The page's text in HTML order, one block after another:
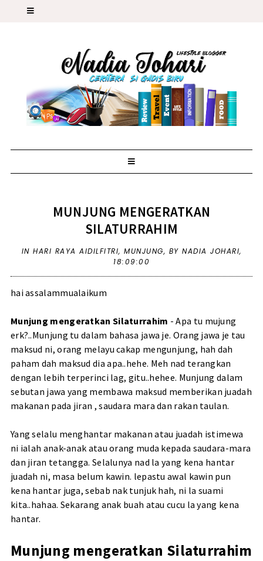
MUNJUNG MENGERATKAN
SILATURRAHIM
IN HARI RAYA AIDILFITRI, MUNJUNG, BY NADIA JOHARI,
18:09:00
hai assalammualaikum
Munjung mengeratkan Silaturrahim - Apa tu mujung
erk?..Munjung tu dalam bahasa jawa je. Orang jawa je tau
maksud ni, orang melayu cakap mengunjung, hah dah
paham dah maksud dia apa..hehe. Meh nad terangkan
dengan lebih terperinci lag, gitu..hehee. Munjung dalam
sebutan jawa yang membawa maksud memberikan juadah
makanan pada jiran , saudara mara dan rakan taulan.
Yang selalu menghantar makanan atau juadah istimewa
ni ialah anak-anak atau orang muda kepada saudara-mara
dan jiran tetangga. Selalunya nad la yang kena hantar
juadah ni, masa belum kawin. lepastu awal kawin pun
kena hantar juga, sebab nak tunjuk hah, ni la suami
kita..hahaa. Sekarang anak buah atau cucu la yang kena
hantar.
Munjung mengeratkan Silaturrahim